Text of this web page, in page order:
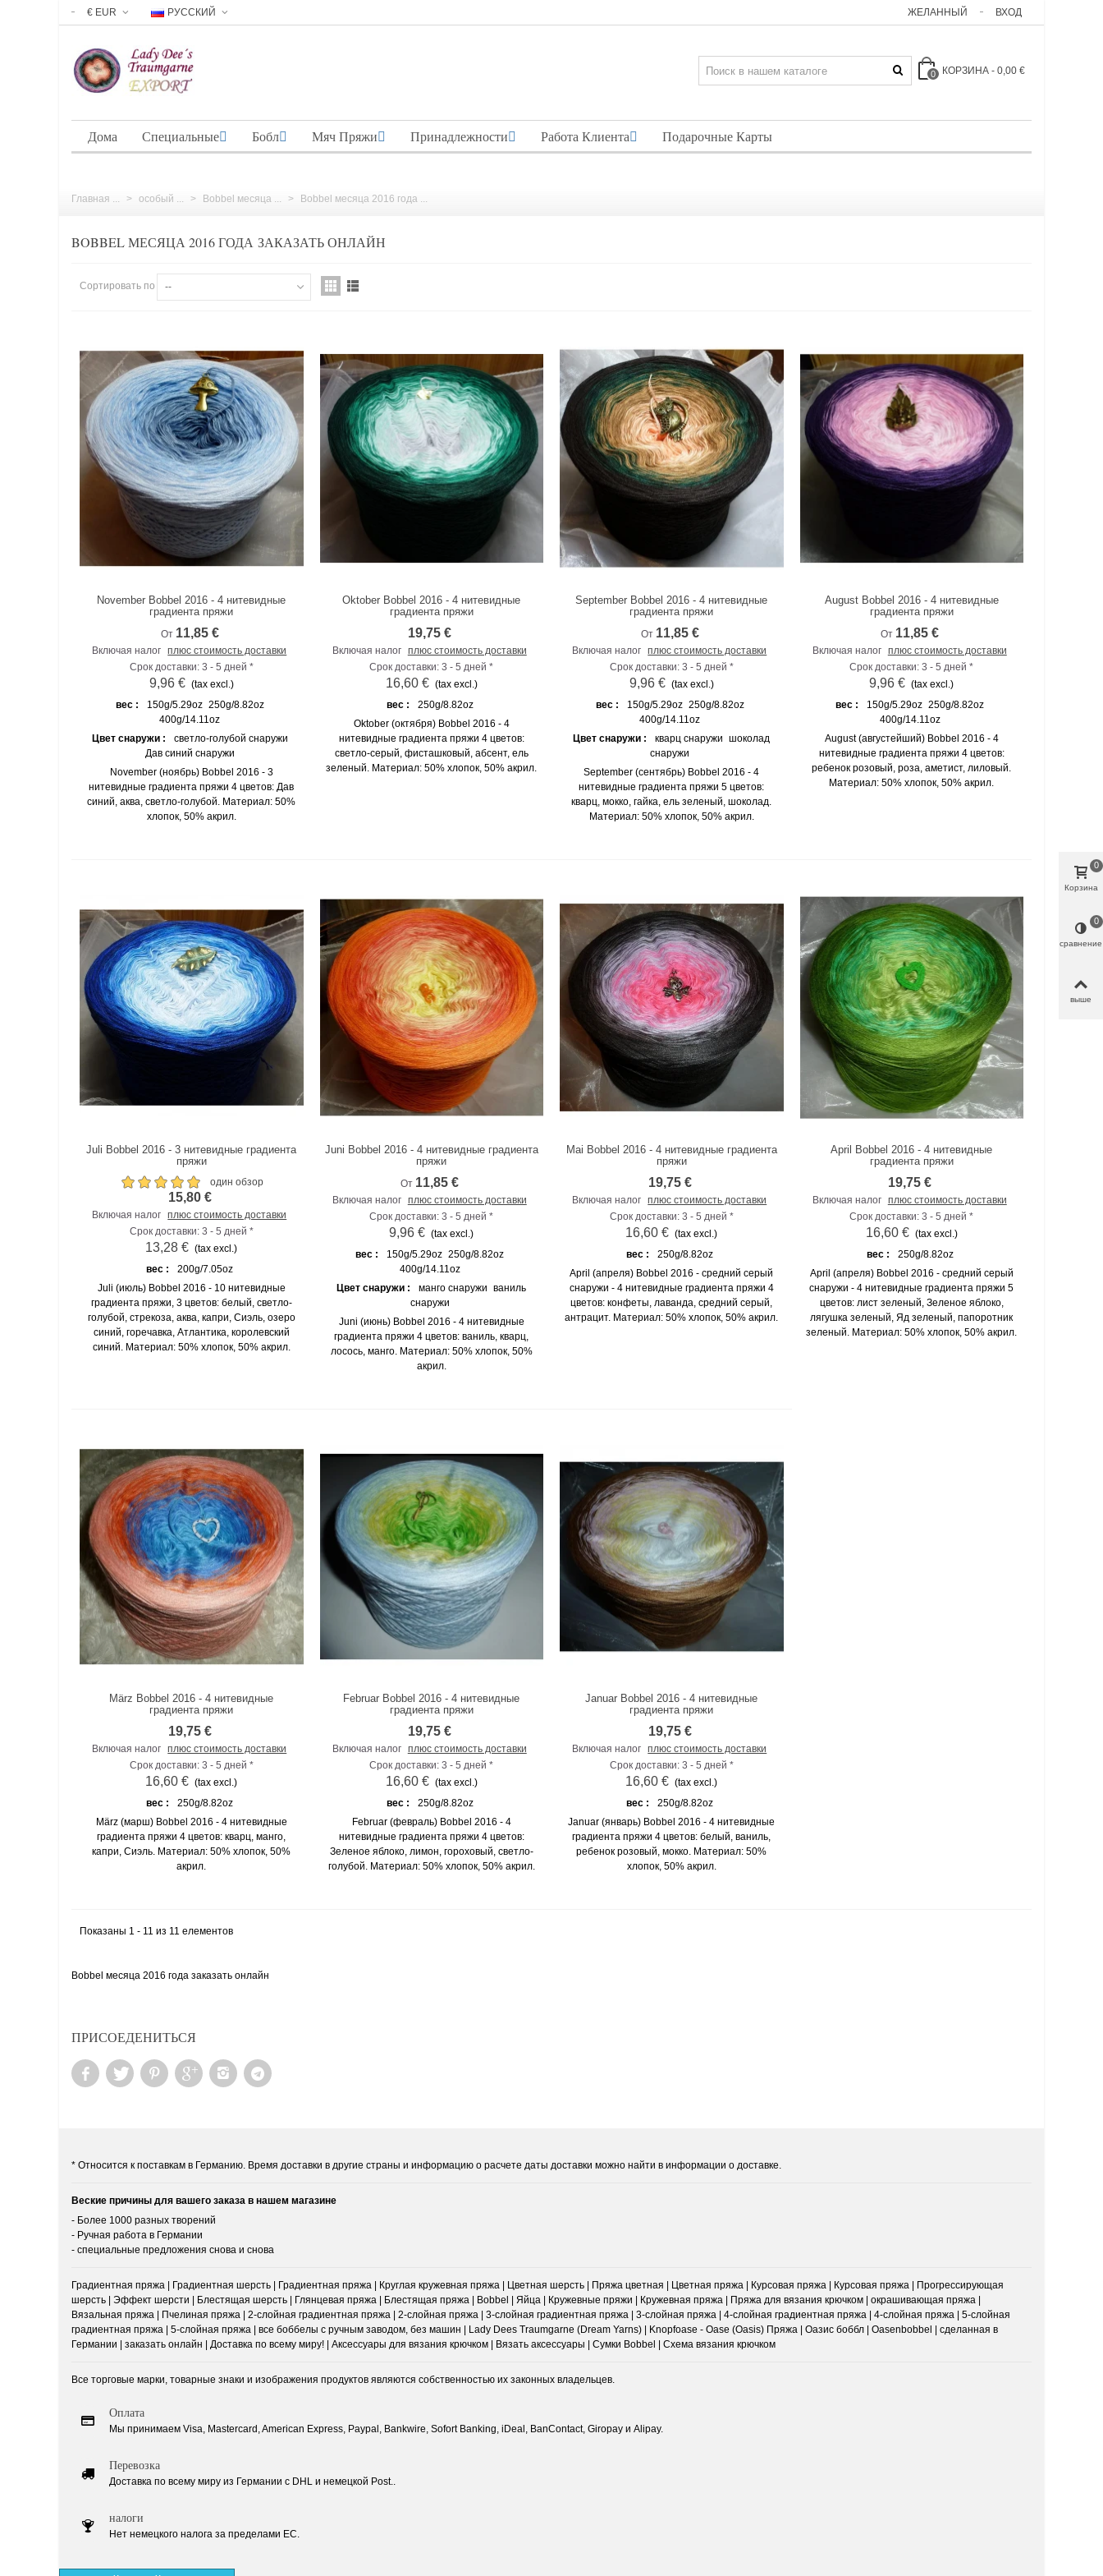
€ EUR РУССКИЙ ЖЕЛАННЫЙ ВХОД
0 КОРЗИНА - 0,00 €
Дома Специальные Бобл Мяч Пряжи Принадлежности Работа Клиента Подарочные Карты
Главная ... > особый ... > Bobbel месяца ... > Bobbel месяца 2016 года ...
BOBBEL МЕСЯЦА 2016 ГОДА ЗАКАЗАТЬ ОНЛАЙН
Сортировать по --
К сравнению
November Bobbel 2016 - 4 нитевидные
градиента пряжи
От 11,85 €
Включая налог плюс стоимость доставки
Срок доставки: 3 - 5 дней *
9,96 € (tax excl.)
вес :
150g/5.29oz 250g/8.82oz
400g/14.11oz
Цвет снаружи :
светло-голубой снаружи
Дав синий снаружи
November (ноябрь) Bobbel 2016 - 3
нитевидные градиента пряжи 4 цветов: Дав
синий, аква, светло-голубой. Материал: 50%
хлопок, 50% акрил.
К сравнению
Oktober Bobbel 2016 - 4 нитевидные
градиента пряжи
19,75 €
Включая налог плюс стоимость доставки
Срок доставки: 3 - 5 дней *
16,60 € (tax excl.)
вес :
250g/8.82oz
Oktober (октября) Bobbel 2016 - 4
нитевидные градиента пряжи 4 цветов:
светло-серый, фисташковый, абсент, ель
зеленый. Материал: 50% хлопок, 50% акрил.
К сравнению
September Bobbel 2016 - 4 нитевидные
градиента пряжи
От 11,85 €
Включая налог плюс стоимость доставки
Срок доставки: 3 - 5 дней *
9,96 € (tax excl.)
вес :
150g/5.29oz 250g/8.82oz
400g/14.11oz
Цвет снаружи :
кварц снаружи шоколад
снаружи
September (сентябрь) Bobbel 2016 - 4
нитевидные градиента пряжи 5 цветов:
кварц, мокко, гайка, ель зеленый, шоколад.
Материал: 50% хлопок, 50% акрил.
К сравнению
August Bobbel 2016 - 4 нитевидные
градиента пряжи
От 11,85 €
Включая налог плюс стоимость доставки
Срок доставки: 3 - 5 дней *
9,96 € (tax excl.)
вес :
150g/5.29oz 250g/8.82oz
400g/14.11oz
August (августейший) Bobbel 2016 - 4
нитевидные градиента пряжи 4 цветов:
ребенок розовый, роза, аметист, лиловый.
Материал: 50% хлопок, 50% акрил.
К сравнению
Juli Bobbel 2016 - 3 нитевидные градиента
пряжи
один обзор
15,80 €
Включая налог плюс стоимость доставки
Срок доставки: 3 - 5 дней *
13,28 € (tax excl.)
вес :
200g/7.05oz
Juli (июль) Bobbel 2016 - 10 нитевидные
градиента пряжи, 3 цветов: белый, светло-
голубой, стрекоза, аква, капри, Сиэль, озеро
синий, горечавка, Атлантика, королевский
синий. Материал: 50% хлопок, 50% акрил.
К сравнению
Juni Bobbel 2016 - 4 нитевидные градиента
пряжи
От 11,85 €
Включая налог плюс стоимость доставки
Срок доставки: 3 - 5 дней *
9,96 € (tax excl.)
вес :
150g/5.29oz 250g/8.82oz
400g/14.11oz
Цвет снаружи :
манго снаружи ваниль
снаружи
Juni (июнь) Bobbel 2016 - 4 нитевидные
градиента пряжи 4 цветов: ваниль, кварц,
лосось, манго. Материал: 50% хлопок, 50%
акрил.
К сравнению
Mai Bobbel 2016 - 4 нитевидные градиента
пряжи
19,75 €
Включая налог плюс стоимость доставки
Срок доставки: 3 - 5 дней *
16,60 € (tax excl.)
вес :
250g/8.82oz
April (апреля) Bobbel 2016 - средний серый
снаружи - 4 нитевидные градиента пряжи 4
цветов: конфеты, лаванда, средний серый,
антрацит. Материал: 50% хлопок, 50% акрил.
К сравнению
April Bobbel 2016 - 4 нитевидные
градиента пряжи
19,75 €
Включая налог плюс стоимость доставки
Срок доставки: 3 - 5 дней *
16,60 € (tax excl.)
вес :
250g/8.82oz
April (апреля) Bobbel 2016 - средний серый
снаружи - 4 нитевидные градиента пряжи 5
цветов: лист зеленый, Зеленое яблоко,
лягушка зеленый, Яд зеленый, папоротник
зеленый. Материал: 50% хлопок, 50% акрил.
К сравнению
März Bobbel 2016 - 4 нитевидные
градиента пряжи
19,75 €
Включая налог плюс стоимость доставки
Срок доставки: 3 - 5 дней *
16,60 € (tax excl.)
вес :
250g/8.82oz
März (марш) Bobbel 2016 - 4 нитевидные
градиента пряжи 4 цветов: кварц, манго,
капри, Сиэль. Материал: 50% хлопок, 50%
акрил.
К сравнению
Februar Bobbel 2016 - 4 нитевидные
градиента пряжи
19,75 €
Включая налог плюс стоимость доставки
Срок доставки: 3 - 5 дней *
16,60 € (tax excl.)
вес :
250g/8.82oz
Februar (февраль) Bobbel 2016 - 4
нитевидные градиента пряжи 4 цветов:
Зеленое яблоко, лимон, гороховый, светло-
голубой. Материал: 50% хлопок, 50% акрил.
К сравнению
Januar Bobbel 2016 - 4 нитевидные
градиента пряжи
19,75 €
Включая налог плюс стоимость доставки
Срок доставки: 3 - 5 дней *
16,60 € (tax excl.)
вес :
250g/8.82oz
Januar (январь) Bobbel 2016 - 4 нитевидные
градиента пряжи 4 цветов: белый, ваниль,
ребенок розовый, мокко. Материал: 50%
хлопок, 50% акрил.
Показаны 1 - 11 из 11 елементов
Bobbel месяца 2016 года заказать онлайн
ПРИСОЕДЕНИТЬСЯ
* Относится к поставкам в Германию. Время доставки в другие страны и информацию о расчете даты доставки можно найти в информации о доставке.
Веские причины для вашего заказа в нашем магазине
- Более 1000 разных творений
- Ручная работа в Германии
- специальные предложения снова и снова
Градиентная пряжа | Градиентная шерсть | Градиентная пряжа | Круглая кружевная пряжа | Цветная шерсть | Пряжа цветная | Цветная пряжа | Курсовая пряжа | Курсовая пряжа | Прогрессирующая
шерсть | Эффект шерсти | Блестящая шерсть | Глянцевая пряжа | Блестящая пряжа | Bobbel | Яйца | Кружевные пряжи | Кружевная пряжа | Пряжа для вязания крючком | окрашивающая пряжа |
Вязальная пряжа | Пчелиная пряжа | 2-слойная градиентная пряжа | 2-слойная пряжа | 3-слойная градиентная пряжа | 3-слойная пряжа | 4-слойная градиентная пряжа | 4-слойная пряжа | 5-слойная
градиентная пряжа | 5-слойная пряжа | все боббелы с ручным заводом, без машин | Lady Dees Traumgarne (Dream Yarns) | Knopfoase - Oase (Oasis) Пряжа | Оазис боббл | Oasenbobbel | сделанная в
Германии | заказать онлайн | Доставка по всему миру! | Аксессуары для вязания крючком | Вязать аксессуары | Сумки Bobbel | Схема вязания крючком
Все торговые марки, товарные знаки и изображения продуктов являются собственностью их законных владельцев.
Оплата
Мы принимаем Visa, Mastercard, American Express, Paypal, Bankwire, Sofort Banking, iDeal, BanContact, Giropay и Alipay.
Перевозка
Доставка по всему миру из Германии с DHL и немецкой Post..
налоги
Нет немецкого налога за пределами ЕС.
Корзина
0
сравнение
0
выше